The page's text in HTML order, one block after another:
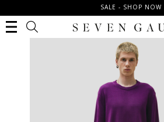
SALE - SHOP NOW